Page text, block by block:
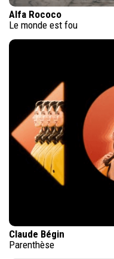
Alfa Rococo
Le monde est fou
Claude Bégin
Parenthèse